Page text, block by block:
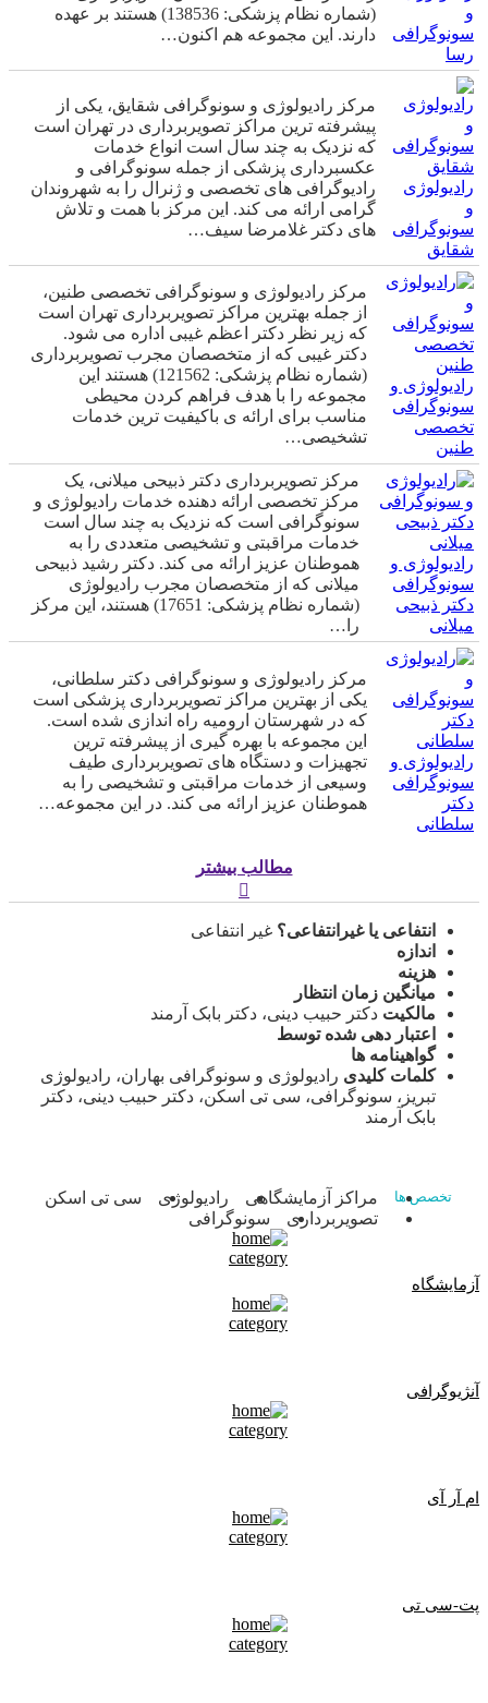
و
سونوگرافی
رسا
(شماره نظام پزشکی: 138536) هستند بر عهده
دارند. این مجموعه هم اکنون…
رادیولوژی
و
سونوگرافی
شقایق
مرکز رادیولوژی و سونوگرافی شقایق، یکی از
پیشرفته ترین مراکز تصویربرداری در تهران است
که نزدیک به چند سال است انواع خدمات
عکسبرداری پزشکی از جمله سونوگرافی و
رادیوگرافی های تخصصی و ژنرال را به شهروندان
گرامی ارائه می کند. این مرکز با همت و تلاش
های دکتر غلامرضا سیف…
رادیولوژی و
سونوگرافی
تخصصی
طنین
مرکز رادیولوژی و سونوگرافی تخصصی طنین،
از جمله بهترین مراکز تصویربرداری تهران است
که زیر نظر دکتر اعظم غیبی اداره می شود.
دکتر غیبی که از متخصصان مجرب تصویربرداری
(شماره نظام پزشکی: 121562) هستند این
مجموعه را با هدف فراهم کردن محیطی
مناسب برای ارائه ی باکیفیت ترین خدمات
تشخیصی…
رادیولوژی و
سونوگرافی
دکتر ذبیحی
میلانی
مرکز تصویربرداری دکتر ذبیحی میلانی، یک
مرکز تخصصی ارائه دهنده خدمات رادیولوژی و
سونوگرافی است که نزدیک به چند سال است
خدمات مراقبتی و تشخیصی متعددی را به
هموطنان عزیز ارائه می کند. دکتر رشید ذبیحی
میلانی که از متخصصان مجرب رادیولوژی
(شماره نظام پزشکی: 17651) هستند، این مرکز
را…
رادیولوژی و
سونوگرافی
دکتر
سلطانی
مرکز رادیولوژی و سونوگرافی دکتر سلطانی،
یکی از بهترین مراکز تصویربرداری پزشکی است
که در شهرستان ارومیه راه اندازی شده است.
این مجموعه با بهره گیری از پیشرفته ترین
تجهیزات و دستگاه های تصویربرداری طیف
وسیعی از خدمات مراقبتی و تشخیصی را به
هموطنان عزیز ارائه می کند. در این مجموعه…
مطالب بیشتر
انتفاعی یا غیرانتفاعی؟ غیر انتفاعی
اندازه
هزینه
میانگین زمان انتظار
مالکیت دکتر حبیب دینی، دکتر بابک آرمند
اعتبار دهی شده توسط
گواهینامه ها
کلمات کلیدی رادیولوژی و سونوگرافی بهاران، رادیولوژی
تبریز، سونوگرافی، سی تی اسکن، دکتر حبیب دینی، دکتر
بابک آرمند
تخصص ها مراکز آزمایشگاهی رادیولوژی
سی تی اسکن
تصویربرداری
سونوگرافی
آزمایشگاه
آنژیوگرافی
ام آر آی
پت-سی تی